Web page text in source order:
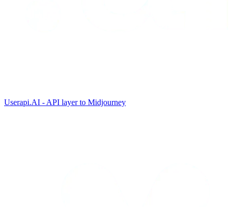
Userapi.AI - API layer to Midjourney